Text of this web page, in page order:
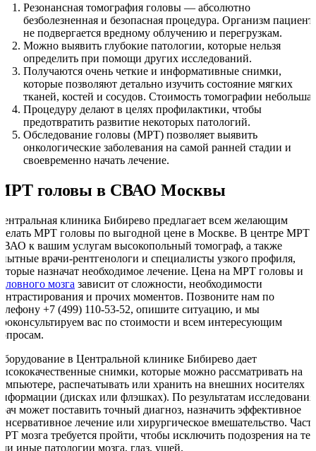
Резонансная томография головы — абсолютно
безболезненная и безопасная процедура. Организм
не подвергается вредному облучению и перегрузкам.
Можно выявить глубокие патологии, которые нельзя
определить при помощи других исследований.
Получаются очень четкие и информативные снимки,
которые позволяют детально изучить состояние мягких
тканей, костей и сосудов. Стоимость томографии
Процедуру делают в целях профилактики, чтобы
предотвратить развитие некоторых патологий.
Обследование головы (МРТ) позволяет выявить
онкологические заболевания на самой ранней стадии и
своевременно начать лечение.
головы в СВАО Москвы
клиника Бибирево предлагает всем желающим
МРТ головы по выгодной цене в Москве. В центре МРТ
к вашим услугам высокопольный томограф, а также
врачи-рентгенологи и специалисты узкого профиля,
назначат необходимое лечение. Цена на МРТ головы и
мозга зависит от сложности, необходимости
и прочих моментов. Позвоните нам по
+7 (499) 110-53-52, опишите ситуацию, и мы
вас по стоимости и всем интересующим
в Центральной клинике Бибирево дает
снимки, которые можно рассматривать на
распечатывать или хранить на внешних носителях
(дисках или флэшках). По результатам исследования
может поставить точный диагноз, назначить эффективное
лечение или хирургическое вмешательство.
мозга требуется пройти, чтобы исключить подозрения на те
иные патологии мозга, глаз, ушей.